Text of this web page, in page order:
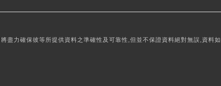
盡力確保彼等所提供資料之準確性及可靠性,但並不保證資料絕對無誤,資料